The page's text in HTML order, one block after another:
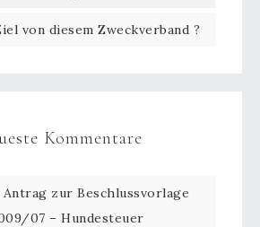
von diesem Zweckverband ?
Kommentare
Antrag zur Beschlussvorlage
07 – Hundesteuer